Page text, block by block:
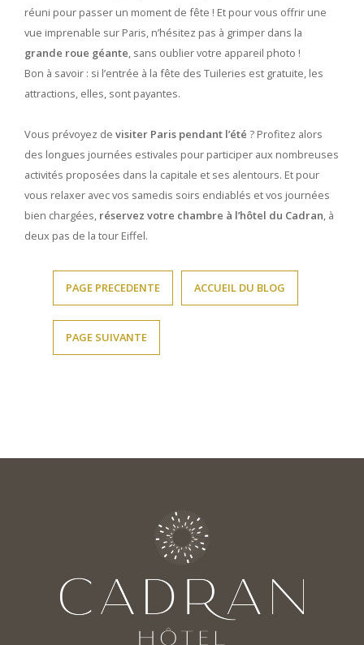
réuni pour passer un moment de fête ! Et pour vous offrir une
vue imprenable sur Paris, n’hésitez pas à grimper dans la
grande roue géante, sans oublier votre appareil photo !
Bon à savoir : si l’entrée à la fête des Tuileries est gratuite, les
attractions, elles, sont payantes.
Vous prévoyez de visiter Paris pendant l’été ? Profitez alors
des longues journées estivales pour participer aux nombreuses
activités proposées dans la capitale et ses alentours. Et pour
vous relaxer avec vos samedis soirs endiablés et vos journées
bien chargées, réservez votre chambre à l’hôtel du Cadran, à
deux pas de la tour Eiffel.
PAGE PRECEDENTE ACCUEIL DU BLOG
PAGE SUIVANTE